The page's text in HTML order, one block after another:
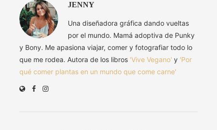
JENNY
Una diseñadora gráfica dando vueltas
por el mundo. Mamá adoptiva de Punky
y Bony. Me apasiona viajar, comer y fotografiar todo lo
que me rodea. Autora de los libros 'Vive Vegano' y 'Por
qué comer plantas en un mundo que come carne'